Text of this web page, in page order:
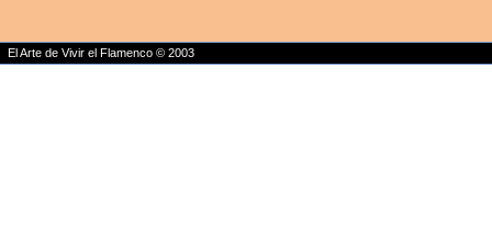
El Arte de Vivir el Flamenco © 2003